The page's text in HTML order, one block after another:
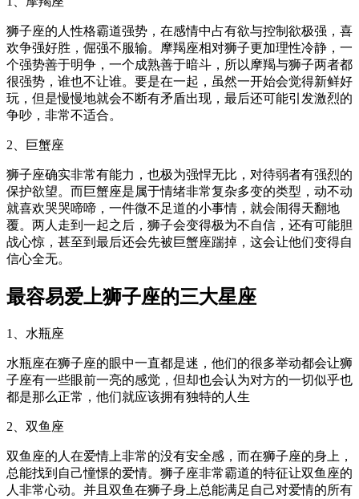
狮子座的人性格霸道强势，在感情中占有欲与控制欲极强，喜
欢争强好胜，倔强不服输。摩羯座相对狮子更加理性冷静，一
个强势善于明争，一个成熟善于暗斗，所以摩羯与狮子两者都
很强势，谁也不让谁。要是在一起，虽然一开始会觉得新鲜好
玩，但是慢慢地就会不断有矛盾出现，最后还可能引发激烈的
争吵，非常不适合。
2、巨蟹座
狮子座确实非常有能力，也极为强悍无比，对待弱者有强烈的
保护欲望。而巨蟹座是属于情绪非常复杂多变的类型，动不动
就喜欢哭哭啼啼，一件微不足道的小事情，就会闹得天翻地
覆。两人走到一起之后，狮子会变得极为不自信，还有可能胆
战心惊，甚至到最后还会先被巨蟹座踹掉，这会让他们变得自
信心全无。
最容易爱上狮子座的三大星座
1、水瓶座
水瓶座在狮子座的眼中一直都是迷，他们的很多举动都会让狮
子座有一些眼前一亮的感觉，但却也会认为对方的一切似乎也
都是那么正常，他们就应该拥有独特的人生
2、双鱼座
双鱼座的人在爱情上非常的没有安全感，而在狮子座的身上，
总能找到自己憧憬的爱情。狮子座非常霸道的特征让双鱼座的
人非常心动。并且双鱼在狮子身上总能满足自己对爱情的所有